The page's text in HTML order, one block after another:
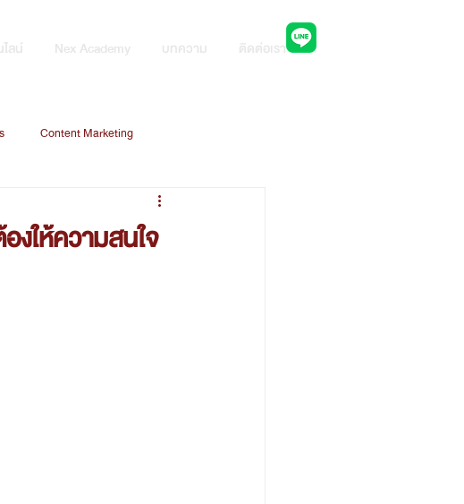
ลน์ Nex Academy บทความ ติดต่อเรา
Content Marketing
Line Ads Platform
งให้ความสนใจ